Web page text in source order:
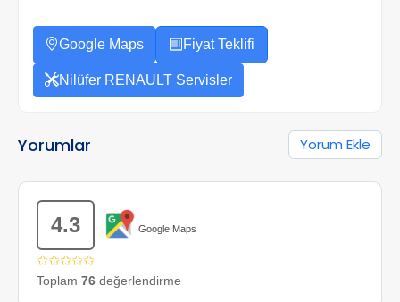
Google Maps Fiyat Teklifi
Nilüfer RENAULT Servisler
Yorumlar Yorum Ekle
4.3 Google Maps
✩✩✩✩✩
Toplam 76 değerlendirme